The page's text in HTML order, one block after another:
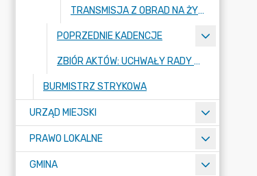
TRANSMISJA Z OBRAD NA ŻYWO
POPRZEDNIE KADENCJE
ZBIÓR AKTÓW: UCHWAŁY RADY MIEJSKIEJ W STRYKOWIE - BAZA AKTÓW WŁASNYCH
BURMISTRZ STRYKOWA
URZĄD MIEJSKI
PRAWO LOKALNE
GMINA